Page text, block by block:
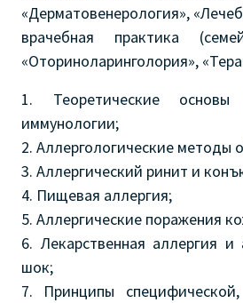
«Дерматовенерология»,
врачебная практика
«Оториноларинголория»,
1. Теоретические основы
иммунологии;
2. Аллергологические методы
3. Аллергический ринит и
4. Пищевая аллергия;
5. Аллергические поражения
6. Лекарственная аллергия и
шок;
7. Принципы